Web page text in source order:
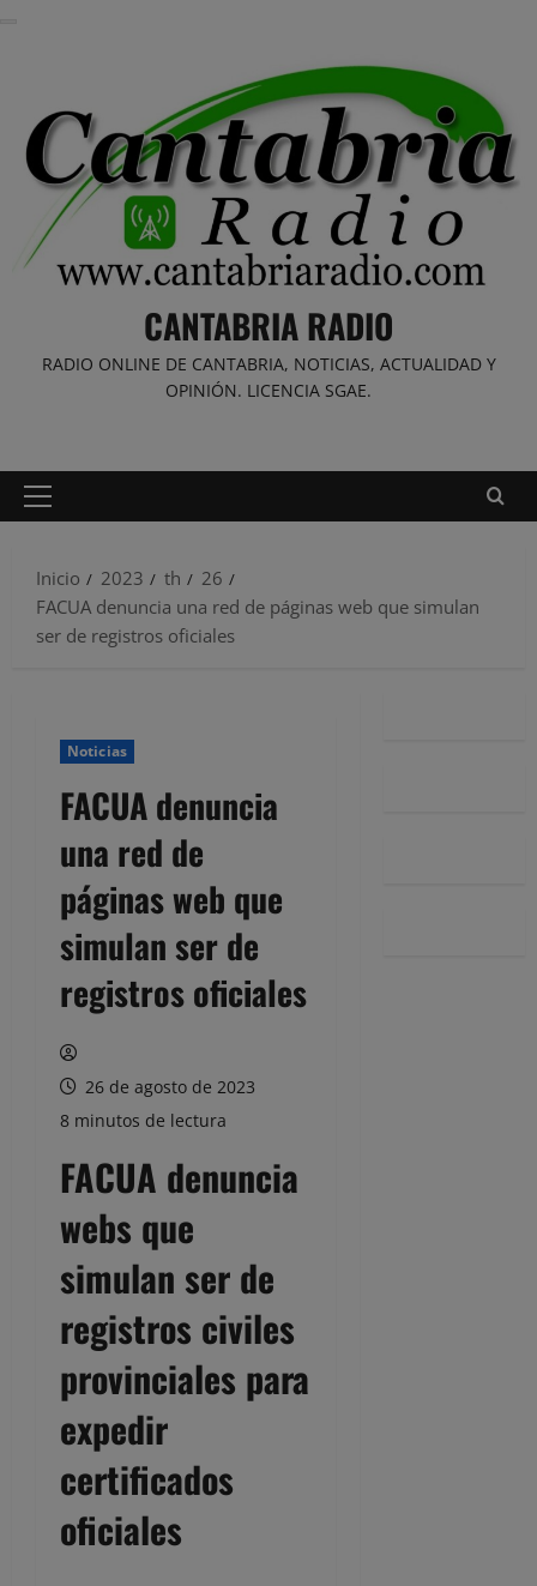
CANTABRIA RADIO
RADIO ONLINE DE CANTABRIA, NOTICIAS, ACTUALIDAD Y
OPINIÓN. LICENCIA SGAE.
Menú
Inicio
2023 th
26
FACUA denuncia una red de páginas web que simulan
ser de registros oficiales
Noticias
FACUA denuncia
una red de
páginas web que
simulan ser de
registros oficiales
26 de agosto de 2023
8 minutos de lectura
FACUA denuncia
webs que
simulan ser de
registros civiles
provinciales para
expedir
certificados
oficiales